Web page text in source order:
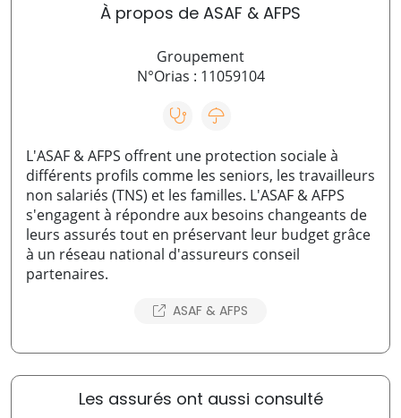
À propos de ASAF & AFPS
Groupement
N°Orias : 11059104
L'ASAF & AFPS offrent une protection sociale à
différents profils comme les seniors, les travailleurs
non salariés (TNS) et les familles. L'ASAF & AFPS
s'engagent à répondre aux besoins changeants de
leurs assurés tout en préservant leur budget grâce
à un réseau national d'assureurs conseil
partenaires.
ASAF & AFPS
Les assurés ont aussi consulté